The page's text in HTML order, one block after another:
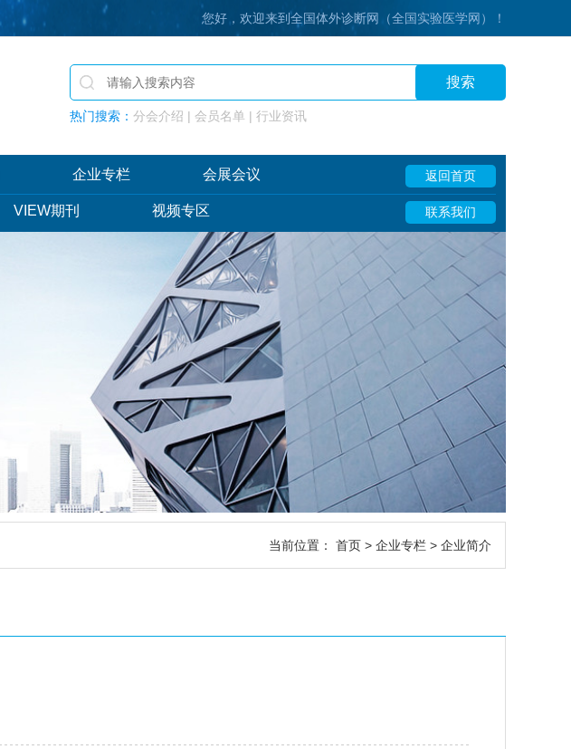
您好，欢迎来到全国体外诊断网（全国实验医学网）！
搜索
热门搜索： 分会介绍 | 会员名单 | 行业资讯
企业专栏 会展会议 返回首页
VIEW期刊 视频专区 联系我们
当前位置： 首页 > 企业专栏 > 企业简介